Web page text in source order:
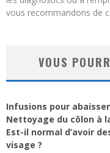
vous recommandons de
VOUS
Infusions pour
Nettoyage du côlon à
Est-il normal d’avoir
visage ?